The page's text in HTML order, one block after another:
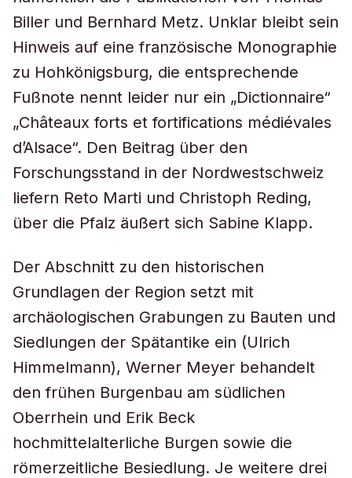
Biller und Bernhard Metz. Unklar bleibt sein
Hinweis auf eine französische Monographie
zu Hohkönigsburg, die entsprechende
Fußnote nennt leider nur ein „Dictionnaire“
„Châteaux forts et fortifications médiévales
d’Alsace“. Den Beitrag über den
Forschungsstand in der Nordwestschweiz
liefern Reto Marti und Christoph Reding,
über die Pfalz äußert sich Sabine Klapp.
Der Abschnitt zu den historischen
Grundlagen der Region setzt mit
archäologischen Grabungen zu Bauten und
Siedlungen der Spätantike ein (Ulrich
Himmelmann), Werner Meyer behandelt
den frühen Burgenbau am südlichen
Oberrhein und Erik Beck
hochmittelalterliche Burgen sowie die
römerzeitliche Besiedlung. Je weitere drei